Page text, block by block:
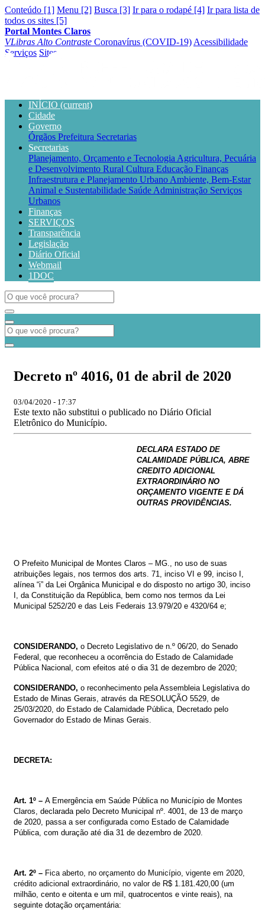
Conteúdo [1] Menu [2] Busca [3] Ir para o rodapé [4] Ir para lista de
todos os sites [5]
Portal Montes Claros
VLibras Alto Contraste Coronavírus (COVID-19) Acessibilidade
Serviços Sites
INÍCIO (current)
Cidade
Governo
Órgãos Prefeitura Secretarias
Secretarias
Planejamento, Orçamento e Tecnologia Agricultura, Pecuária
e Desenvolvimento Rural Cultura Educação Finanças
Infraestrutura e Planejamento Urbano Ambiente, Bem-Estar
Animal e Sustentabilidade Saúde Administração Serviços
Urbanos
Finanças
SERVIÇOS
Transparência
Legislação
Diário Oficial
Webmail
1DOC
Decreto nº 4016, 01 de abril de 2020
03/04/2020 - 17:37
Este texto não substitui o publicado no Diário Oficial
Eletrônico do Município.
DECLARA ESTADO DE
CALAMIDADE PÚBLICA, ABRE
CREDITO ADICIONAL
EXTRAORDINÁRIO NO
ORÇAMENTO VIGENTE E DÁ
OUTRAS PROVIDÊNCIAS.
O Prefeito Municipal de Montes Claros – MG., no uso de suas
atribuições legais, nos termos dos arts. 71, inciso VI e 99, inciso I,
alínea “i” da Lei Orgânica Municipal e do disposto no artigo 30, inciso
I, da Constituição da República, bem como nos termos da Lei
Municipal 5252/20 e das Leis Federais 13.979/20 e 4320/64 e;
CONSIDERANDO, o Decreto Legislativo de n.º 06/20, do Senado
Federal, que reconheceu a ocorrência do Estado de Calamidade
Pública Nacional, com efeitos até o dia 31 de dezembro de 2020;
CONSIDERANDO, o reconhecimento pela Assembleia Legislativa do
Estado de Minas Gerais, através da RESOLUÇÃO 5529, de
25/03/2020, do Estado de Calamidade Pública, Decretado pelo
Governador do Estado de Minas Gerais.
DECRETA:
Art. 1º – A Emergência em Saúde Pública no Município de Montes
Claros, declarada pelo Decreto Municipal nº. 4001, de 13 de março
de 2020, passa a ser configurada como Estado de Calamidade
Pública, com duração até dia 31 de dezembro de 2020.
Art. 2º – Fica aberto, no orçamento do Município , vigente em 2020,
crédito adicional extraordinário no valor de R$ 1.181.420,00 (um
milhão, cento e oitenta e um mil, quatrocentos e vinte reais) , na
seguinte dotação orçamentária: